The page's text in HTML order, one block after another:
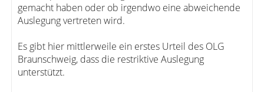
gemacht haben oder ob irgendwo eine abweichende
Auslegung vertreten wird.
Es gibt hier mittlerweile ein erstes Urteil des OLG
Braunschweig, dass die restriktive Auslegung
unterstützt.